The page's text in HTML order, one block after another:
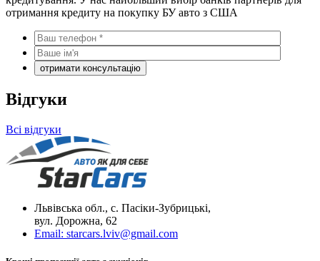
отримання кредиту на покупку БУ авто з США
Відгуки
Всі відгуки
Львівська обл., с. Пасіки-Зубрицькі,
вул. Дорожна, 62
Email: starcars.lviv@gmail.com